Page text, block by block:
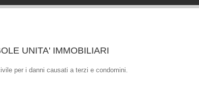
UNITA' IMMOBILIARI
per i danni causati a terzi e condomini.